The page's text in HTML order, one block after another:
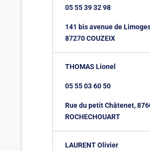
05 55 39 32 98
141 bis avenue de
87270 COUZEIX
THOMAS Lionel
05 55 03 60 50
Rue du petit Châtenet,
ROCHECHOUART
LAURENT Olivier